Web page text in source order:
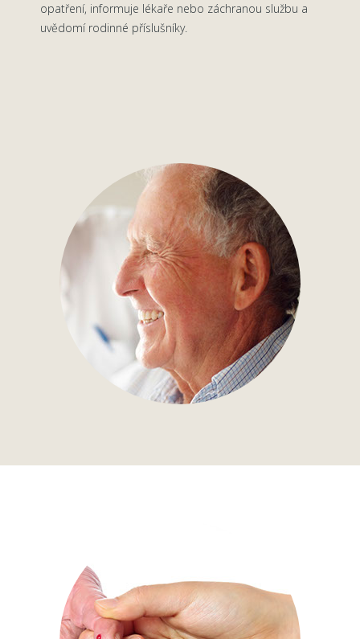
opatření, informuje lékaře nebo záchranou službu a
uvědomí rodinné příslušníky.